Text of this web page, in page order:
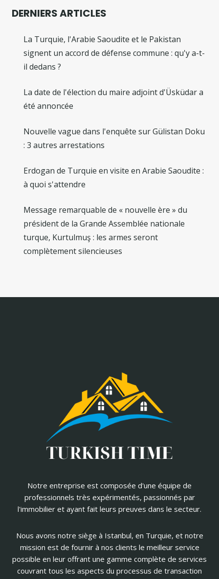
DERNIERS ARTICLES
La Turquie, l'Arabie Saoudite et le Pakistan
signent un accord de défense commune : qu'y a-t-
il dedans ?
La date de l'élection du maire adjoint d'Üsküdar a
été annoncée
Nouvelle vague dans l'enquête sur Gülistan Doku
: 3 autres arrestations
Erdogan de Turquie en visite en Arabie Saoudite :
à quoi s'attendre
Message remarquable de « nouvelle ère » du
président de la Grande Assemblée nationale
turque, Kurtulmuş : les armes seront
complètement silencieuses
Notre entreprise est composée d'une équipe de
professionnels très expérimentés, passionnés par
l'immobilier et ayant fait leurs preuves dans le secteur.
Nous avons notre siège à Istanbul, en Turquie, et notre
mission est de fournir à nos clients le meilleur service
possible en leur offrant une gamme complète de services
couvrant tous les aspects du processus de transaction